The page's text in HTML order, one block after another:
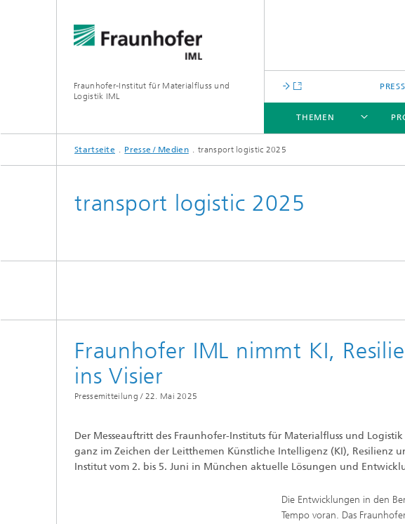
Fraunhofer-Institut für Materialfluss und
Logistik IML
THEMEN
THEMEN
ABTEILUNGEN
INSTITUT
FÜR UNTERNEHMEN
Startseite Presse / Medien transport logistic 2025
transport logistic 2025
Fraunhofer IML nimmt KI,
ins Visier
Pressemitteilung / 22. Mai 2025
Der Messeauftritt des Fraunhofer-Instituts für Materialfluss und
ganz im Zeichen der Leitthemen Künstliche Intelligenz (KI), Resilienz
Institut vom 2. bis 5. Juni in München aktuelle Lösungen und
Die Entwicklungen in den
Tempo voran. Das